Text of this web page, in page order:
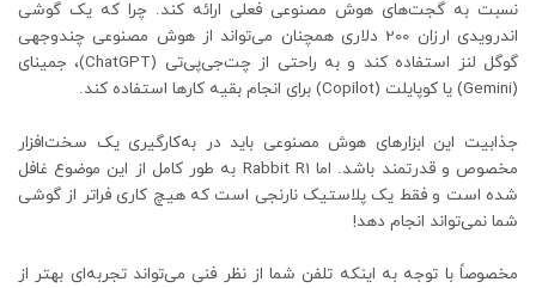
نسبت به گجت‌های هوش مصنوعی فعلی ارائه کند. چرا که یک گوشی
اندرویدی ارزان 200 دلاری همچنان می‌تواند از هوش مصنوعی چندوجهی
گوگل لنز استفاده کند و به راحتی از چت‌جی‌پی‌تی (ChatGPT)، جمینای
(Gemini) یا کوپایلت (Copilot) برای انجام بقیه کارها استفاده کند.
جذابیت این ابزارهای هوش مصنوعی باید در به‌کارگیری یک سخت‌افزار
مخصوص و قدرتمند باشد. اما Rabbit R1 به طور کامل از این موضوع غافل
شده است و فقط یک پلاستیک نارنجی است که هیچ کاری فراتر از گوشی
شما نمی‌تواند انجام دهد!
مخصوصاً با توجه به اینکه تلفن شما از نظر فنی می‌تواند تجربه‌ای بهتر از